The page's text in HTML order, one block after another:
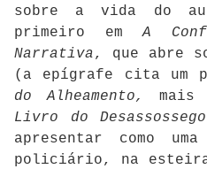
sobre a vida do
primeiro emA
Narrativa, que abre
(a epígrafe cita um
do Alheamento,
Livro do Desassossego
apresentar como
policiário, na esteira